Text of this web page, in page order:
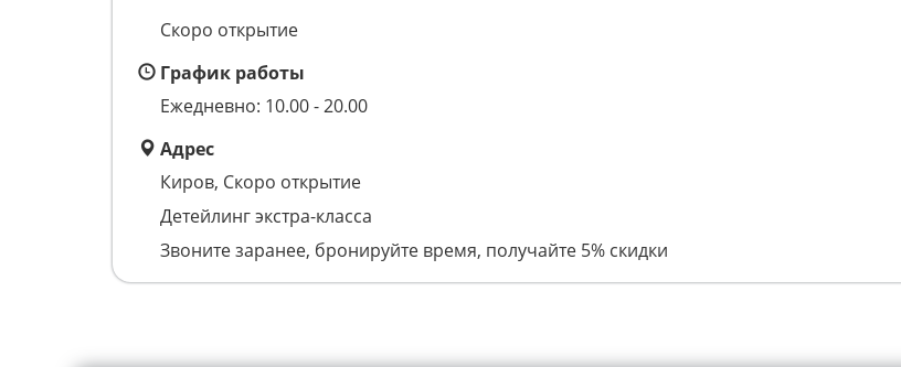
Скоро открытие
График работы
Ежедневно: 10.00 - 20.00
Адрес
Киров, Скоро открытие
Детейлинг экстра-класса
Звоните заранее, бронируйте время, получайте 5% скидки